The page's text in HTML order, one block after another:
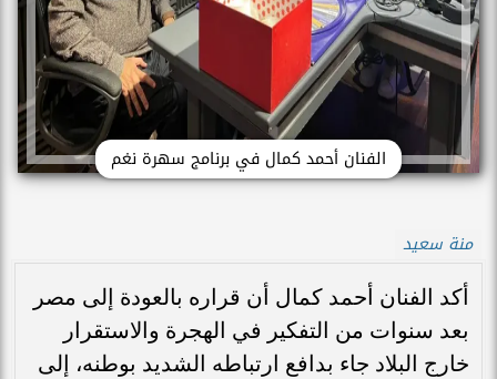
الفنان أحمد كمال في برنامج سهرة نغم
منة سعيد
أكد الفنان أحمد كمال أن قراره بالعودة إلى مصر
بعد سنوات من التفكير في الهجرة والاستقرار
خارج البلاد جاء بدافع ارتباطه الشديد بوطنه، إلى